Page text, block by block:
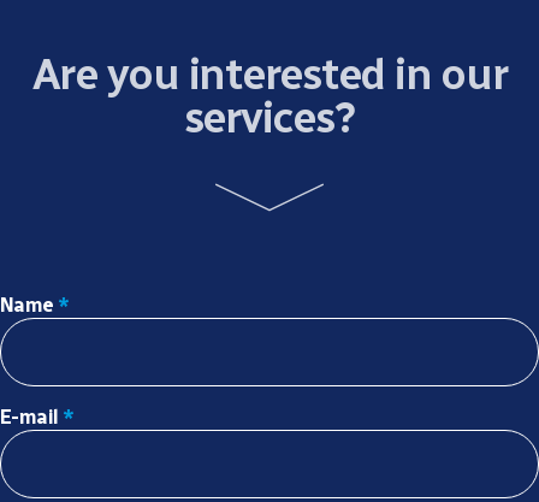
Are you interested in our
services?
Name *
E-mail *